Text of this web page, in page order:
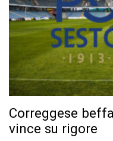
Correggese
vince su rigore